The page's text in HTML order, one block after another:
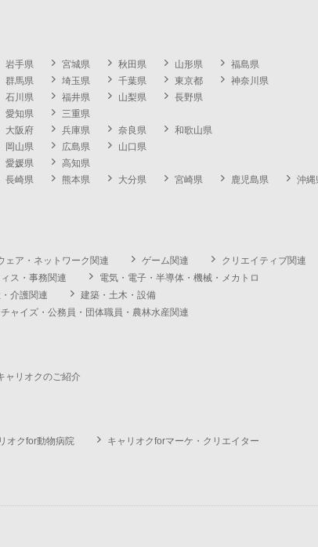
岩手県 宮城県 秋田県 山形県
福島県
群馬県 埼玉県 千葉県 東京都
神奈川県
石川県 福井県 山梨県
長野県
愛知県
三重県
大阪府 兵庫県 奈良県
和歌山県
岡山県 広島県
山口県
愛媛県
高知県
長崎県 熊本県 大分県 宮崎県 鹿児島県
沖縄
ェア・ネットワーク関連 ゲーム関連
クリエイティブ関連
ス・事務関連
電気・電子・半導体・機械・メカトロ
介護関連
建築・土木・設備
ャイズ・公務員・団体職員・農林水産関連
ャリオクのご紹介
オクfor動物病院
キャリオクforマーケ・クリエイター